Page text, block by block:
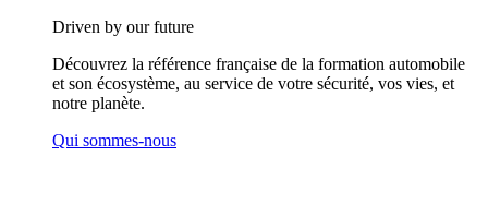
Driven by our future
Découvrez la référence française de la formation automobile
et son écosystème, au service de votre sécurité, vos vies, et
notre planète.
Qui sommes-nous